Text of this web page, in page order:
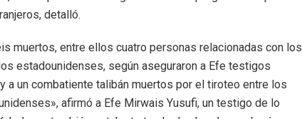
detalló.
muertos, entre ellos cuatro personas relacionadas con los
estadounidenses, según aseguraron a Efe testigos
a un combatiente talibán muertos por el tiroteo entre los
afirmó a Efe Mirwais Yusufi, un testigo de lo